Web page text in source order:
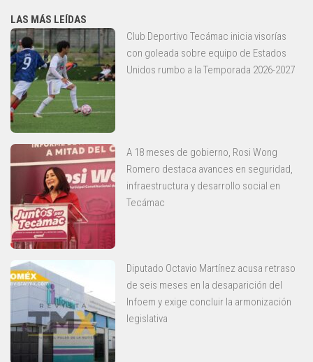
LAS MÁS LEÍDAS
Club Deportivo Tecámac inicia visorías
con goleada sobre equipo de Estados
Unidos rumbo a la Temporada 2026-2027
A 18 meses de gobierno, Rosi Wong
Romero destaca avances en seguridad,
infraestructura y desarrollo social en
Tecámac
Diputado Octavio Martínez acusa retraso
de seis meses en la desaparición del
Infoem y exige concluir la armonización
legislativa